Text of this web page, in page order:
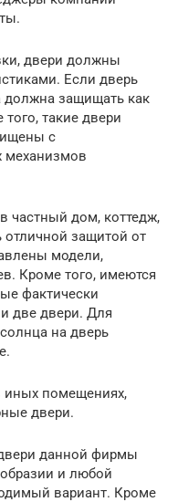
двери должны
Если дверь
должна защищать как
такие двери
с
механизмов
частный дом, коттедж,
отличной защитой от
модели,
Кроме того, имеются
фактически
две двери. Для
на дверь
иных помещениях,
двери.
данной фирмы
и любой
вариант. Кроме